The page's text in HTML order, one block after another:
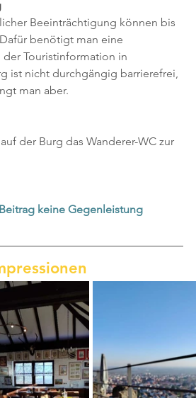
Beeinträchtigung können bis
benötigt man eine
Touristinformation in
ist nicht durchgängig barrierefrei,
man aber.
der Burg das Wanderer-WC zur
keine Gegenleistung